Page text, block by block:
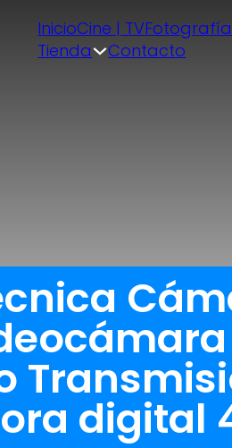
InicioCine | TVFotografía
Tienda
Contacto
digital